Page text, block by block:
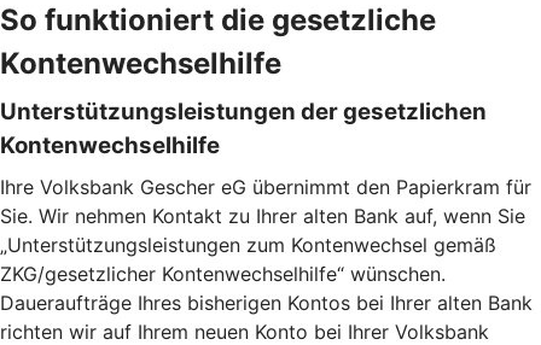
So funktioniert die gesetzliche
Kontenwechselhilfe
Unterstützungsleistungen der gesetzlichen
Kontenwechselhilfe
Ihre Volksbank Gescher eG übernimmt den Papierkram für
Sie. Wir nehmen Kontakt zu Ihrer alten Bank auf, wenn Sie
„Unterstützungsleistungen zum Kontenwechsel gemäß
ZKG/gesetzlicher Kontenwechselhilfe“ wünschen.
Daueraufträge Ihres bisherigen Kontos bei Ihrer alten Bank
richten wir auf Ihrem neuen Konto bei Ihrer Volksbank